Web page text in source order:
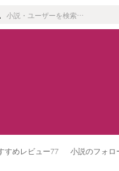
すめレビュー77 小説のフォロ